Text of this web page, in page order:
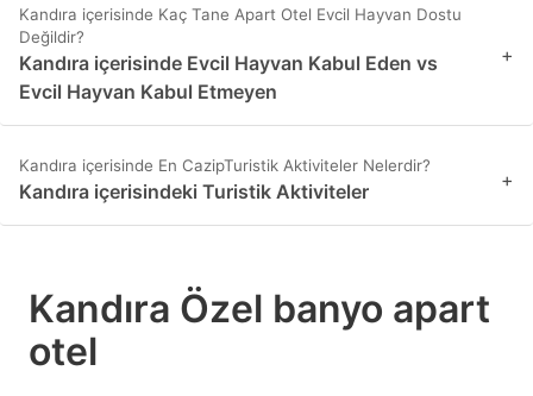
Kandıra içerisinde Kaç Tane Apart Otel Evcil Hayvan Dostu
Değildir?
Kandıra içerisinde Evcil Hayvan Kabul Eden vs
Evcil Hayvan Kabul Etmeyen
+
Kandıra içerisinde En CazipTuristik Aktiviteler Nelerdir?
Kandıra içerisindeki Turistik Aktiviteler +
Kandıra Özel banyo apart
otel